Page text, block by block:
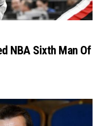
NBA Sixth Man Of